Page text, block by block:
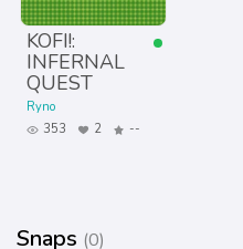
KOFI!:
INFERNAL
QUEST
Ryno
353
2 --
Snaps (0)